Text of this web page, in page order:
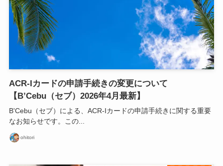
ACR-Iカードの申請手続きの変更について
【B’Cebu（セブ）2026年4月最新】
B'Cebu（セブ）による、ACR-Iカードの申請手続きに関する重要
なお知らせです。この...
ohitori